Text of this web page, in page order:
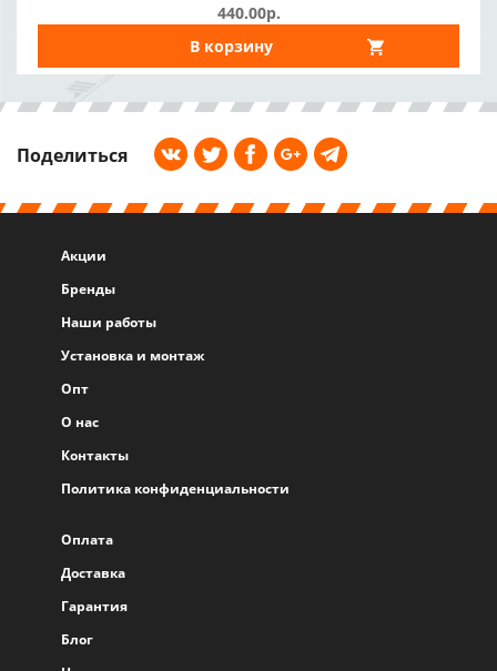
440.00р.
В корзину
Поделиться
Акции
Бренды
Наши работы
Установка и монтаж
Опт
О нас
Контакты
Политика конфиденциальности
Оплата
Доставка
Гарантия
Блог